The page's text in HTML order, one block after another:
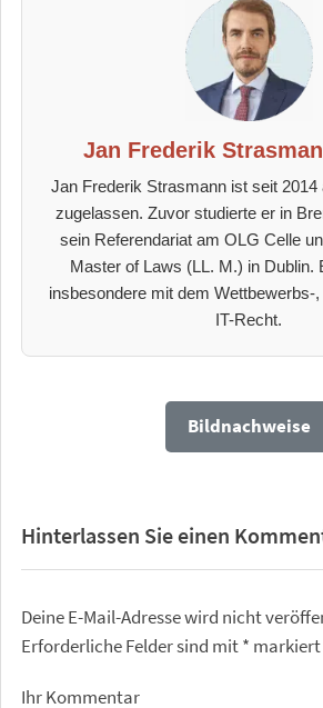
Jan Frederik
Jan Frederik Strasmann ist seit
zugelassen. Zuvor studierte er in
sein Referendariat am OLG Celle
Master of Laws (LL. M.) in Dublin.
insbesondere mit dem Wettbewerbs-
IT-Recht.
Bildnachweise
Hinterlassen Sie einen
Deine E-Mail-Adresse wird nicht
Erforderliche Felder sind mit* markiert
Ihr Kommentar